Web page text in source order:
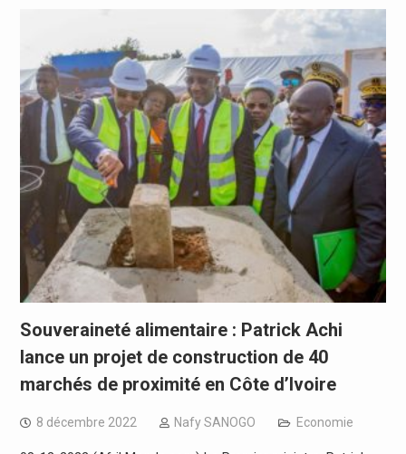
Souveraineté alimentaire : Patrick Achi
lance un projet de construction de 40
marchés de proximité en Côte d’Ivoire
8 décembre 2022 Nafy SANOGO Economie